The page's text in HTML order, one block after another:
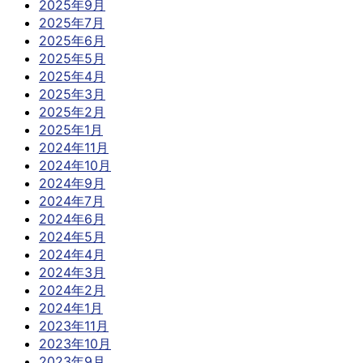
2025年9月
2025年7月
2025年6月
2025年5月
2025年4月
2025年3月
2025年2月
2025年1月
2024年11月
2024年10月
2024年9月
2024年7月
2024年6月
2024年5月
2024年4月
2024年3月
2024年2月
2024年1月
2023年11月
2023年10月